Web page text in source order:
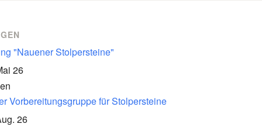
"Nauener Stolpersteine"
26
Vorbereitungsgruppe für Stolpersteine
26